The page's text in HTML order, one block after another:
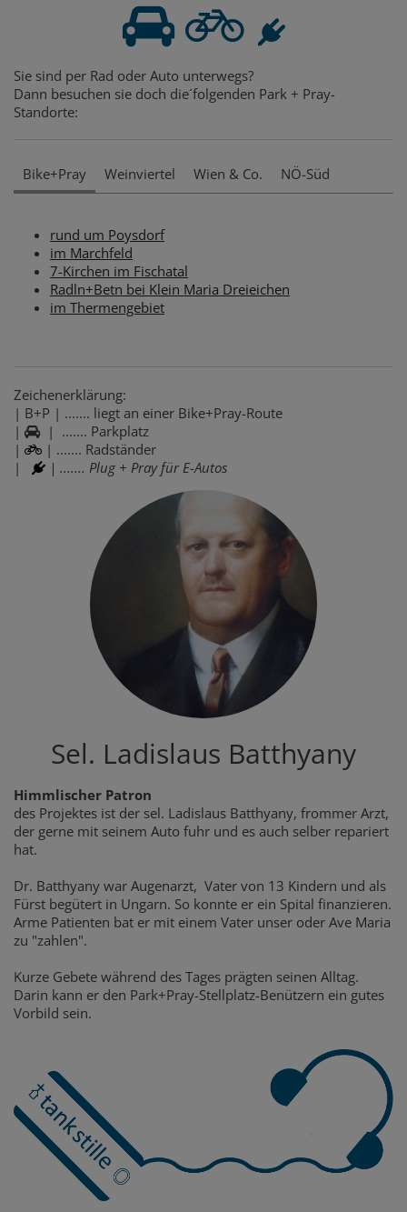
Sie sind per Rad oder Auto unterwegs?
Dann besuchen sie doch die´folgenden Park + Pray-
Standorte:
Bike+Pray Weinviertel Wien & Co. NÖ-Süd
rund um Poysdorf
im Marchfeld
7-Kirchen im Fischatal
Radln+Betn bei Klein Maria Dreieichen
im Thermengebiet
Zeichenerklärung:
| B+P | ....... liegt an einer Bike+Pray-Route
|
| ....... Parkplatz
|
| ....... Radständer
|
| ....... Plug + Pray für E-Autos
Sel. Ladislaus Batthyany
Himmlischer Patron
des Projektes ist der sel. Ladislaus Batthyany, frommer Arzt,
der gerne mit seinem Auto fuhr und es auch selber repariert
hat.
Dr. Batthyany war Augenarzt, Vater von 13 Kindern und als
Fürst begütert in Ungarn. So konnte er ein Spital finanzieren.
Arme Patienten bat er mit einem Vater unser oder Ave Maria
zu "zahlen".
Kurze Gebete während des Tages prägten seinen Alltag.
Darin kann er den Park+Pray-Stellplatz-Benützern ein gutes
Vorbild sein.